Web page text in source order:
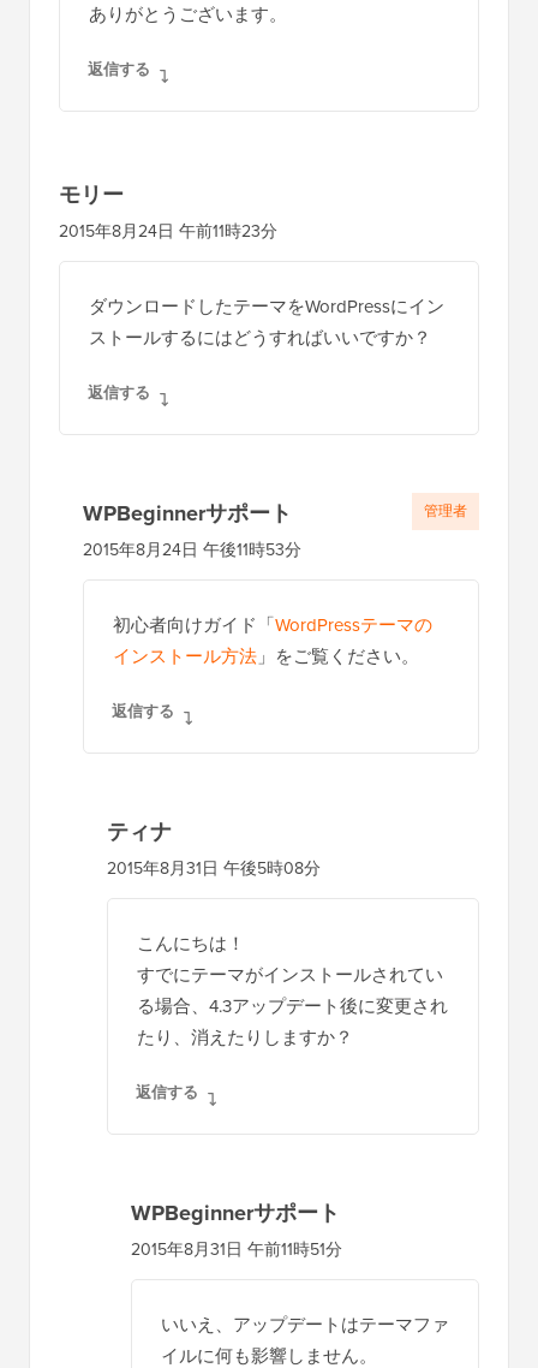
ありがとうございます。
返信する
モリー
2015年8月24日 午前11時23分
ダウンロードしたテーマをWordPressにイン
ストールするにはどうすればいいですか？
返信する
WPBeginnerサポート
2015年8月24日 午後11時53分
初心者向けガイド「WordPressテーマの
インストール方法」をご覧ください。
返信する
管理者
ティナ
2015年8月31日 午後5時08分
こんにちは！
すでにテーマがインストールされてい
る場合、4.3アップデート後に変更され
たり、消えたりしますか？
返信する
WPBeginnerサポート
2015年8月31日 午前11時51分
いいえ、アップデートはテーマファ
イルに何も影響しません。